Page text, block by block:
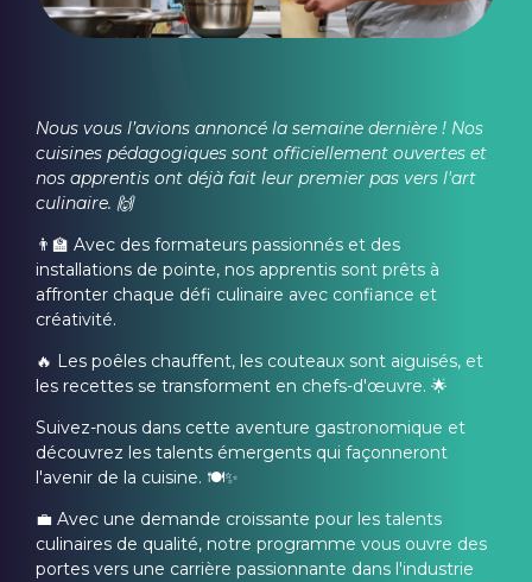
Nous vous l’avions annoncé la semaine dernière ! Nos
cuisines pédagogiques sont officiellement ouvertes et
nos apprentis ont déjà fait leur premier pas vers l'art
culinaire. 🙌
👨‍🏫 Avec des formateurs passionnés et des
installations de pointe, nos apprentis sont prêts à
affronter chaque défi culinaire avec confiance et
créativité.
🔥 Les poêles chauffent, les couteaux sont aiguisés, et
les recettes se transforment en chefs-d'œuvre. 🌟
Suivez-nous dans cette aventure gastronomique et
découvrez les talents émergents qui façonneront
l'avenir de la cuisine. 🍽️✨
💼 Avec une demande croissante pour les talents
culinaires de qualité, notre programme vous ouvre des
portes vers une carrière passionnante dans l'industrie